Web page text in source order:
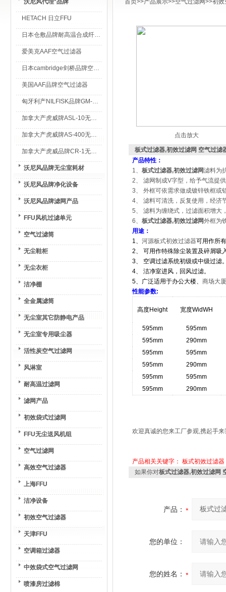
沃尼风代理*品牌
HETACH 日立FFU
日本仓敷品牌耐高温合成纤维过滤棉
爱美克AAF空气过滤器
日本cambridge剑桥品牌空气过滤器
美国AAF品牌空气过滤器
匈牙利产NILFISK品牌GM-80无尘室专用吸尘器
加拿大产虎威牌ASL-10无尘室专用吸尘器
加拿大产虎威牌AS-400无尘室专用吸尘器
加拿大产虎威品牌CR-1无尘室专用吸尘器
沃尼风品牌无尘室耗材
沃尼风品牌净化设备
沃尼风品牌滤网产品
FFU风机过滤单元
空气过滤筒
无尘鞋柜
无尘衣柜
洁净棚
全金属滤筒
无尘室其它防静电产品
无尘室专用吸尘器
活性炭空气过滤网
风淋室
耐高温过滤网
滤网产品
初效袋式过滤网
FFU无尘送风机组
空气过滤网
高效空气过滤器
上海FFU
洁净设备
初效空气过滤器
天津FFU
空调箱过滤器
中效袋式空气过滤网
喷漆房过滤棉
首页>>产品展示>>空气过滤网>>初效
点击放大
板式过滤器,初效过滤网 空气过滤
产品特性：
1、 板式过滤器,初效过滤网滤料为
2、 滤网制成V字型，给予气流提
3、
外框可依需求做成镀锌铁框或
4、
滤料可清洗，反复使用，经济
5、
滤料为缠绕式，过滤面积增大
6、 板式过滤器,初效过滤网外框为
用途：
1、 河源板式初效过滤器可用作所
2、
可用作特殊除尘装置及碎屑吸
3、
空调过滤系统初级或中级过滤
4、
洁净室进风，回风过滤。
5、 广泛适用于办公大楼、 商场大厦
性能参数:
高度Height 宽度WidWH
595mm
595mm
595mm
290mm
595mm
595mm
595mm
290mm
595mm
595mm
595mm
290mm
欢迎真诚的您来工厂参观,携起手
产品相关关键字： 板式初效过滤器
如果你对板式过滤器,初效过滤网
产品：
您的单位：
您的姓名：